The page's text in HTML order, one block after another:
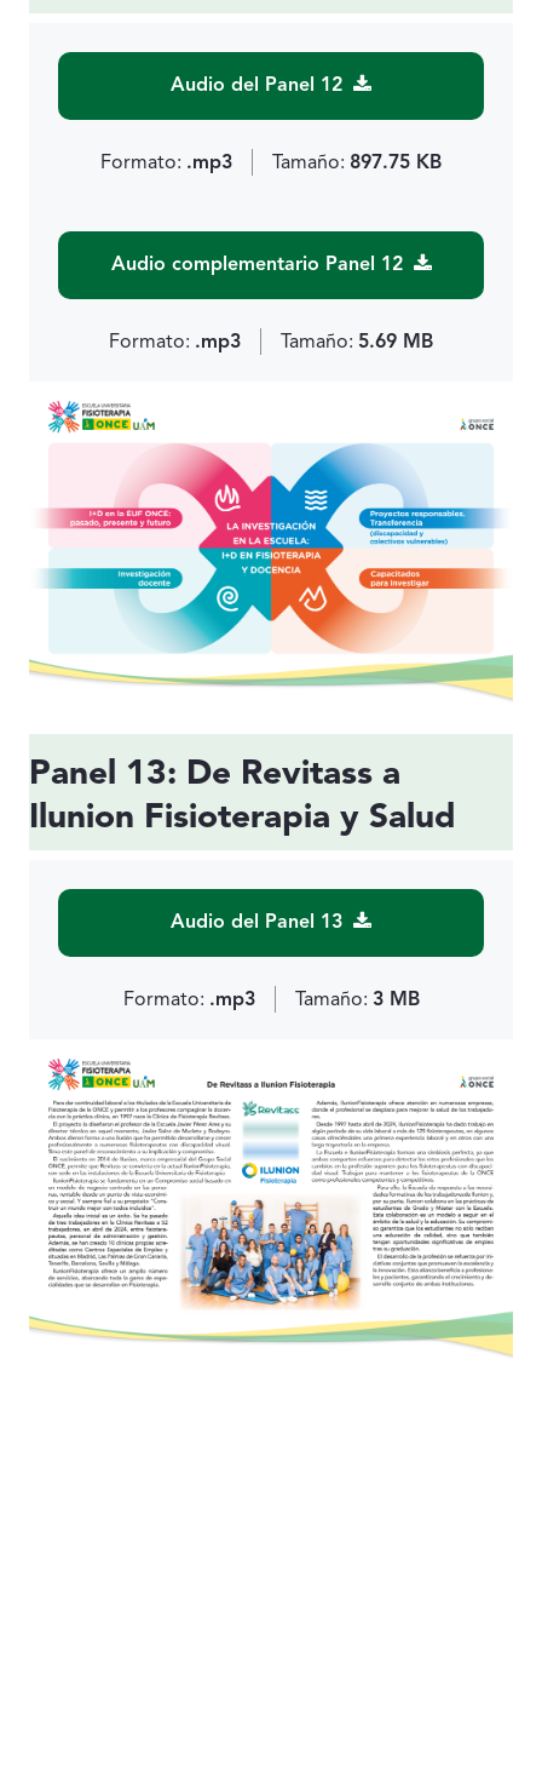
Audio del Panel 12
Formato: .mp3 Tamaño: 897.75 KB
Audio complementario Panel 12
Formato: .mp3 Tamaño: 5.69 MB
Panel 13: De Revitass a
Ilunion Fisioterapia y Salud
Audio del Panel 13
Formato: .mp3 Tamaño: 3 MB